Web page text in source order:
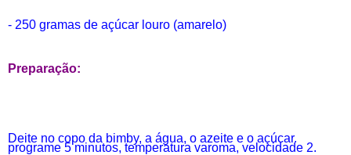
- 250 gramas de açúcar louro (amarelo)
Preparação:
Deite no copo da bimby, a água, o azeite e o açúcar.
programe 5 minutos, temperatura varoma, velocidade 2.